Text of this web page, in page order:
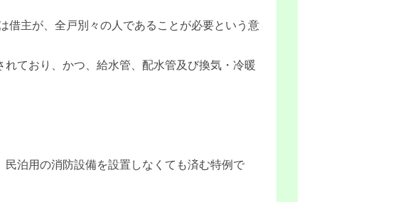
主が、全戸別々の人であることが必要という意
ており、かつ、給水管、配水管及び換気・冷暖
泊用の消防設備を設置しなくても済む特例で